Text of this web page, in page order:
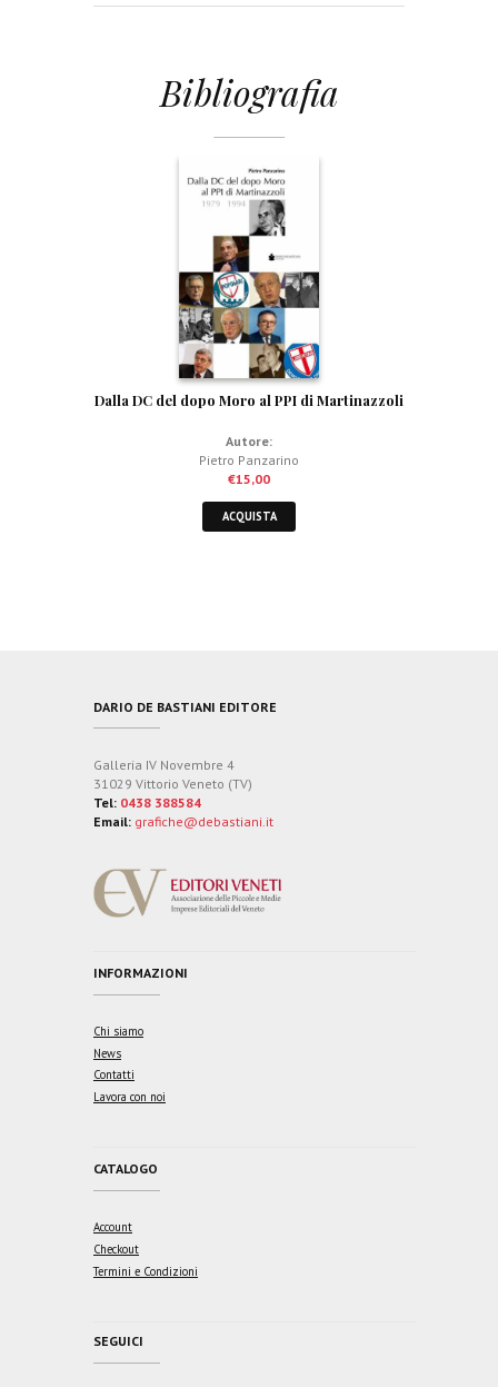
Bibliografia
Dalla DC del dopo Moro al PPI di Martinazzoli
Autore:
Pietro Panzarino
€15,00
ACQUISTA
DARIO DE BASTIANI EDITORE
Galleria IV Novembre 4
31029 Vittorio Veneto (TV)
Tel: 0438 388584
Email: grafiche@debastiani.it
INFORMAZIONI
Chi siamo
News
Contatti
Lavora con noi
CATALOGO
Account
Checkout
Termini e Condizioni
SEGUICI